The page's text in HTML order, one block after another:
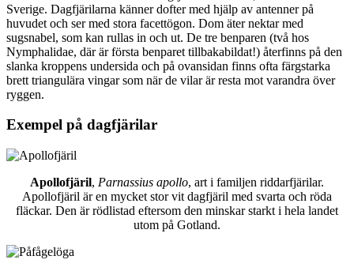
Sverige. Dagfjärilarna känner dofter med hjälp av antenner på
huvudet och ser med stora facettögon. Dom äter nektar med
sugsnabel, som kan rullas in och ut. De tre benparen (två hos
Nymphalidae, där är första benparet tillbakabildat!) återfinns på den
slanka kroppens undersida och på ovansidan finns ofta färgstarka
brett triangulära vingar som när de vilar är resta mot varandra över
ryggen.
Exempel på dagfjärilar
Apollofjäril, Parnassius apollo, art i familjen riddarfjärilar.
Apollofjäril är en mycket stor vit dagfjäril med svarta och röda
fläckar. Den är rödlistad eftersom den minskar starkt i hela landet
utom på Gotland.